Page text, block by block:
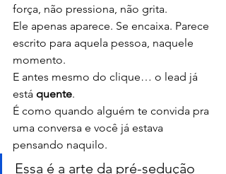
força, não pressiona, não grita.
Ele apenas aparece. Se encaixa. Parece
escrito para aquela pessoa, naquele
momento.
E antes mesmo do clique… o lead já
está quente.
É como quando alguém te convida pra
uma conversa e você já estava
pensando naquilo.
Essa é a arte da pré-sedução